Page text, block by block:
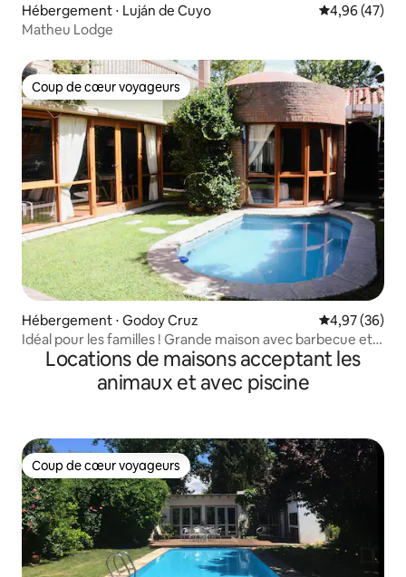
Hébergement ⋅ Luján de Cuyo Évaluation
4,96 (47)
Matheu Lodge
Coup de cœur voyageurs
Coup de cœur voyageurs
Hébergement ⋅ Godoy Cruz Évaluation
4,97 (36)
Idéal pour les familles ! Grande maison avec barbecue et
piscineLocations de maisons acceptant les
animaux et avec piscine
Coup de cœur voyageurs
Coup de cœur voyageurs